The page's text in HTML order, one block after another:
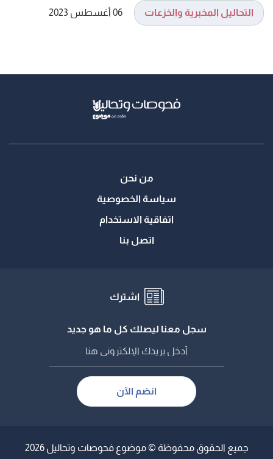
التحاليل المخبرية والخزعات 06 أغسطس 2023
من نحن
سياسة الخصوصية
اتفاقية الاستخدام
اتصل بنا
اشترك
سجل معنا ليصلك كل ما هو جديد
انضم الآن
جميع الحقوق محفوظة © موضوع فحوصات وتحاليل 2026